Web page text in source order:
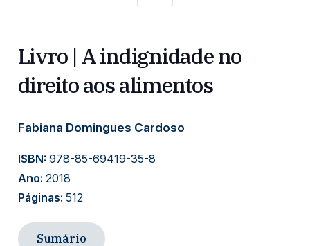
Livro | A indignidade no
direito aos alimentos
Fabiana Domingues Cardoso
ISBN: 978-85-69419-35-8
Ano: 2018
Páginas: 512
Sumário